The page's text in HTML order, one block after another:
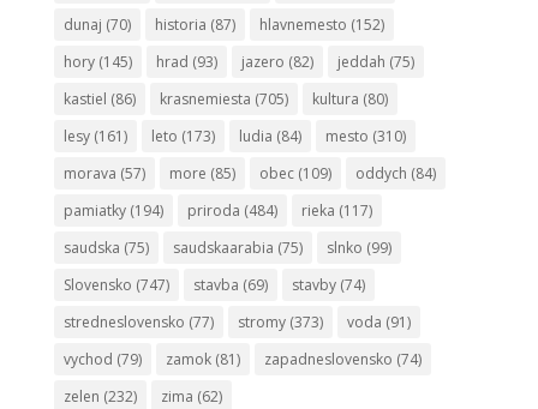
dunaj (70) historia (87) hlavnemesto (152)
hory(145) hrad (93) jazero (82) jeddah (75)
kastiel (86) krasnemiesta (705) kultura (80)
lesy(161) leto (173) ludia (84) mesto (310)
morava (57) more (85) obec(109) oddych (84)
pamiatky(194) priroda (484) rieka (117)
saudska (75) saudskaarabia (75) slnko (99)
Slovensko (747) stavba (69) stavby(74)
stredneslovensko (77) stromy(373) voda (91)
vychod (79) zamok(81) zapadneslovensko (74)
zelen (232) zima (62)